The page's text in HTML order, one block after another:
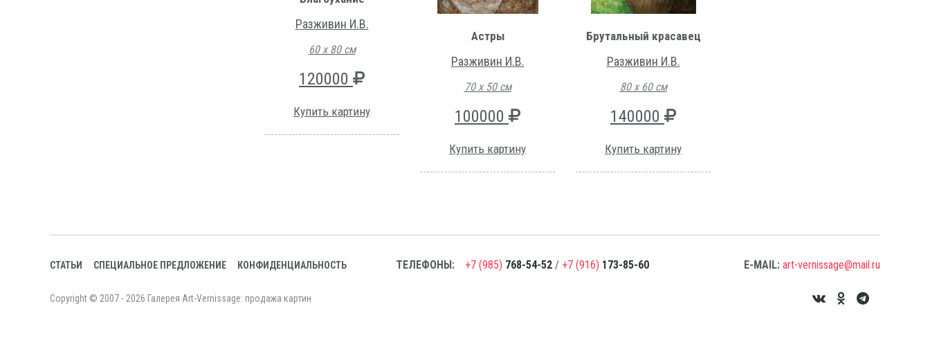
Разживин И.В.
60 х 80 см
120000
Купить картину
Астры
Разживин И.В.
70 х 50 см
100000
Купить картину
Брутальный красавец
Разживин И.В.
80 х 60 см
140000
Купить картину
СТАТЬИ СПЕЦИАЛЬНОЕ ПРЕДЛОЖЕНИЕ КОНФИДЕНЦИАЛЬНОСТЬ ТЕЛЕФОНЫ: +7 (985) 768-54-52 / +7 (916) 173-85-60 E-MAIL: art-vernissage@mail.ru
Copyright © 2007 - 2026 Галерея Art-Vernissage: продажа картин